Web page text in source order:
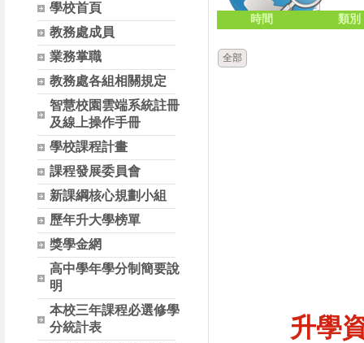
學校首頁
教務處成員
業務掌職
教務處各組相關規定
智慧校園雲端系統註冊
及線上操作手冊
學校課程計畫
課程發展委員會
新課綱核心規劃小組
歷年升大學榜單
獎學金網
高中學年學分制簡要說
明
本校三年課程必選修學
分統計表
時間 類別
全部
升學